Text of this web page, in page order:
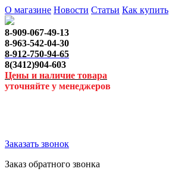
О магазине Новости Статьи Как купить
8-909-067-49-13
8-963-542-04-30
8-912-750-94-65
8(3412)904-603
Цены и наличие товара
уточняйте у менеджеров
Заказать звонок
Заказ обратного звонка